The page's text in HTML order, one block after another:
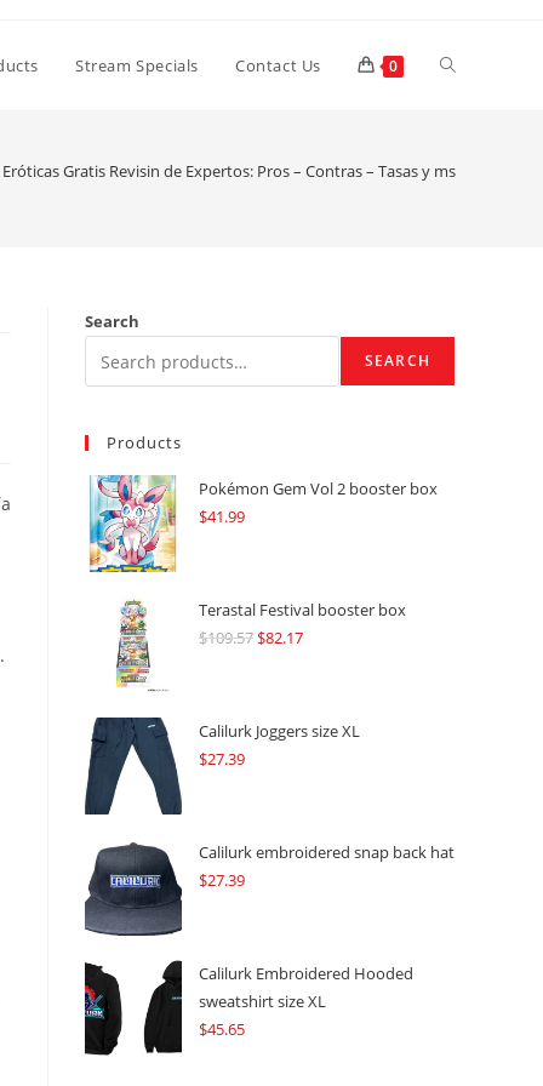
Stream Specials Contact Us 0 Toggle
Gratis Revisin de Expertos: Pros – Contras – Tasas y ms
Search
SEARCH
Products
Pokémon Gem Vol 2 booster box
$41.99
Terastal Festival booster box
$109.57Original
$109.57.
$82.17Current
$82.17.
Calilurk Joggers size XL
$27.39
Calilurk embroidered snap back hat
$27.39
Calilurk Embroidered Hooded
sweatshirt size XL
$45.65